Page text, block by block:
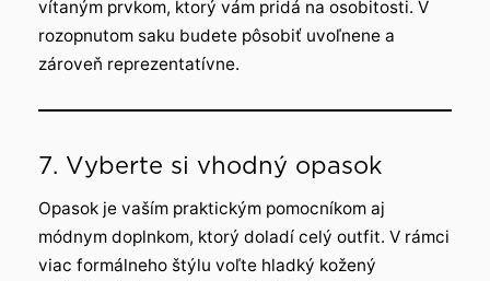
vítaným prvkom, ktorý vám pridá na osobitosti. V
rozopnutom saku budete pôsobiť uvoľnene a
zároveň reprezentatívne.
7. Vyberte si vhodný opasok
Opasok je vaším praktickým pomocníkom aj
módnym doplnkom, ktorý doladí celý outfit. V rámci
viac formálneho štýlu voľte hladký kožený